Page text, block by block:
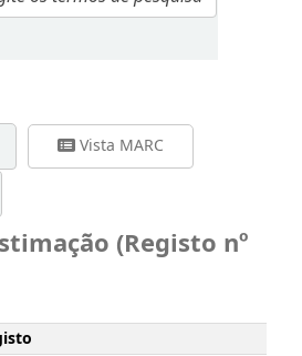
Vista MARC
(Registo nº